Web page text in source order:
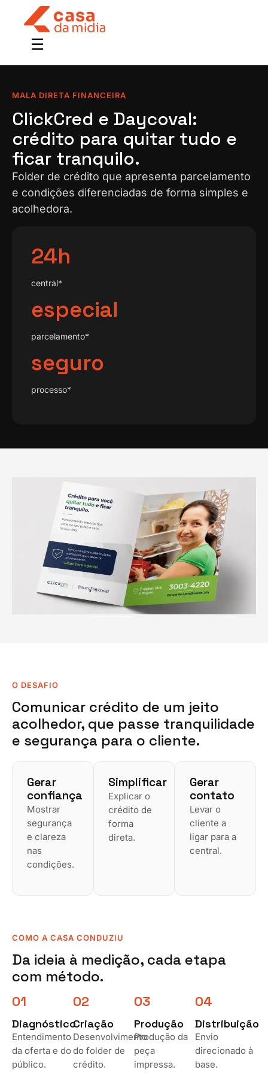
MALA DIRETA FINANCEIRA
ClickCred e Daycoval:
crédito para quitar tudo e
ficar tranquilo.
Folder de crédito que apresenta parcelamento
e condições diferenciadas de forma simples e
acolhedora.
24h
central*
especial
parcelamento*
seguro
processo*
O DESAFIO
Comunicar crédito de um jeito
acolhedor, que passe tranquilidade
e segurança para o cliente.
Gerar
confiança
Mostrar
segurança
e clareza
nas
condições.
Simplificar
Explicar o
crédito de
forma
direta.
Gerar
contato
Levar o
cliente a
ligar para a
central.
COMO A CASA CONDUZIU
Da ideia à medição, cada etapa
com método.
01
Diagnóstico
Entendimento
da oferta e do
público.
02
Criação
Desenvolvimento
do folder de
crédito.
03
Produção
Produção da
peça
impressa.
04
Distribuição
Envio
direcionado à
base.